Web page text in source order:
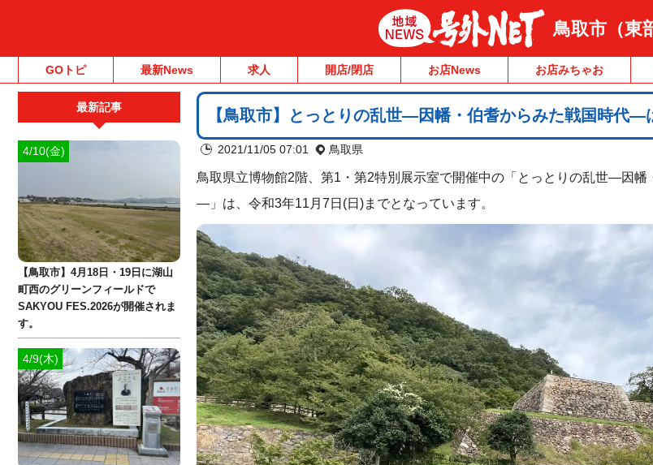
鳥取市（東
GOトピ 最新News 求人 開店/閉店 お店News お店みちゃお
【鳥取市】とっとりの乱世―因幡・伯耆からみた戦国時代―
2021/11/05 07:01 鳥取県
鳥取県立博物館2階、第1・第2特別展示室で開催中の「とっとりの乱世―因幡
―」は、令和3年11月7日(日)までとなっています。
最新記事
4/10(金)
【鳥取市】4月18日・19日に湖山
町西のグリーンフィールドで
SAKYOU FES.2026が開催されま
す。
4/9(木)